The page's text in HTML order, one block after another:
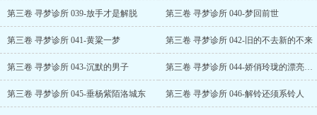
第三卷 寻梦诊所 039-放手才是解脱 第三卷 寻梦诊所 040-梦回前世
第三卷 寻梦诊所 041-黄粱一梦 第三卷 寻梦诊所 042-旧的不去新的不来
第三卷 寻梦诊所 043-沉默的男子 第三卷 寻梦诊所 044-娇俏玲珑的漂亮学姐
第三卷 寻梦诊所 045-垂杨紫陌洛城东 第三卷 寻梦诊所 046-解铃还须系铃人